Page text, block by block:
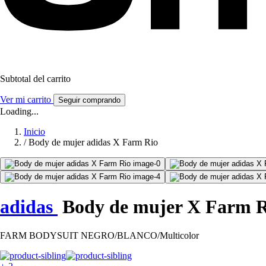
Subtotal del carrito
Ver mi carrito Seguir comprando
Loading...
Inicio
/ Body de mujer adidas X Farm Rio
adidas Body de mujer X Farm
FARM BODYSUIT NEGRO/BLANCO/Multicolor